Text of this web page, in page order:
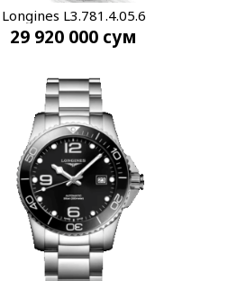
Longines L3.781.4.05.6
29 920 000 сум